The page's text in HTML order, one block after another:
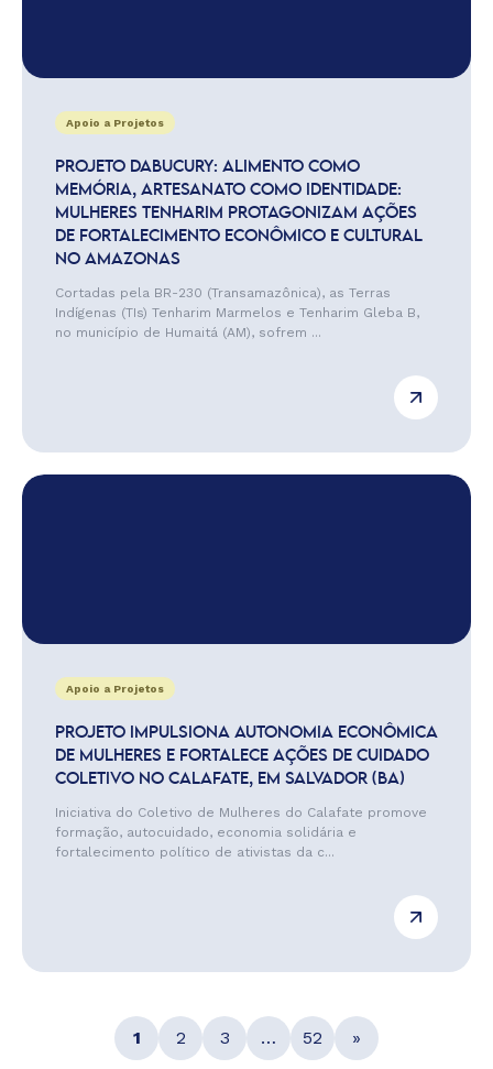
Apoio a Projetos
PROJETO DABUCURY: ALIMENTO COMO
MEMÓRIA, ARTESANATO COMO IDENTIDADE:
MULHERES TENHARIM PROTAGONIZAM AÇÕES
DE FORTALECIMENTO ECONÔMICO E CULTURAL
NO AMAZONAS
Cortadas pela BR-230 (Transamazônica), as Terras
Indígenas (TIs) Tenharim Marmelos e Tenharim Gleba B,
no município de Humaitá (AM), sofrem ...
Apoio a Projetos
PROJETO IMPULSIONA AUTONOMIA ECONÔMICA
DE MULHERES E FORTALECE AÇÕES DE CUIDADO
COLETIVO NO CALAFATE, EM SALVADOR (BA)
Iniciativa do Coletivo de Mulheres do Calafate promove
formação, autocuidado, economia solidária e
fortalecimento político de ativistas da c...
1 2 3 … 52 »